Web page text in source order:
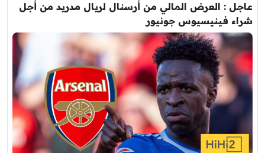
عاجل : العرض المالي من أرسنال لريال مدريد من أجل
شراء فينيسيوس جونيور